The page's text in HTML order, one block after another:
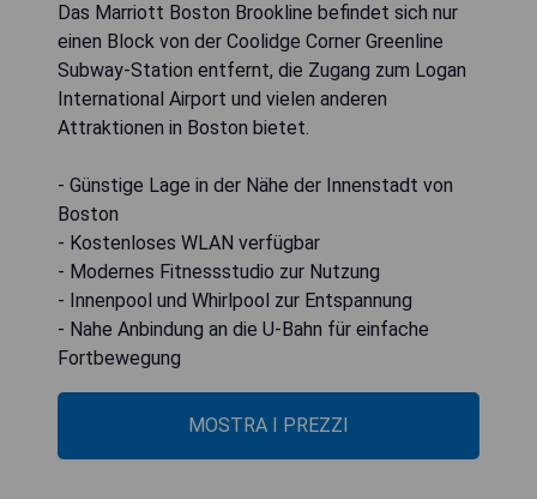
Das Marriott Boston Brookline befindet sich nur
einen Block von der Coolidge Corner Greenline
Subway-Station entfernt, die Zugang zum Logan
International Airport und vielen anderen
Attraktionen in Boston bietet.
- Günstige Lage in der Nähe der Innenstadt von
Boston
- Kostenloses WLAN verfügbar
- Modernes Fitnessstudio zur Nutzung
- Innenpool und Whirlpool zur Entspannung
- Nahe Anbindung an die U-Bahn für einfache
Fortbewegung
MOSTRA I PREZZI